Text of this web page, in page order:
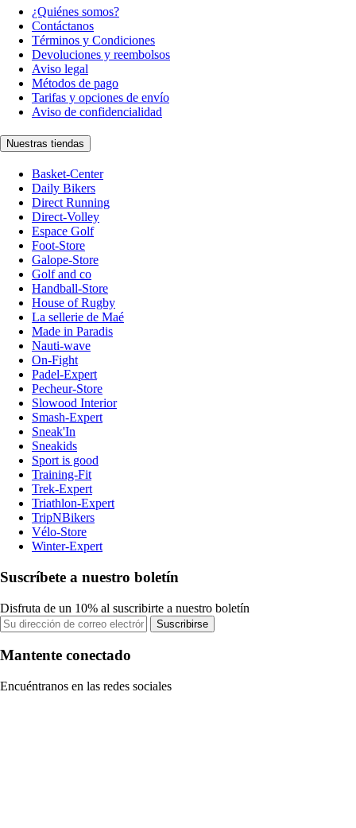
¿Quiénes somos?
Contáctanos
Términos y Condiciones
Devoluciones y reembolsos
Aviso legal
Métodos de pago
Tarifas y opciones de envío
Aviso de confidencialidad
Nuestras tiendas
Basket-Center
Daily Bikers
Direct Running
Direct-Volley
Espace Golf
Foot-Store
Galope-Store
Golf and co
Handball-Store
House of Rugby
La sellerie de Maé
Made in Paradis
Nauti-wave
On-Fight
Padel-Expert
Pecheur-Store
Slowood Interior
Smash-Expert
Sneak'In
Sneakids
Sport is good
Training-Fit
Trek-Expert
Triathlon-Expert
TripNBikers
Vélo-Store
Winter-Expert
Suscríbete a nuestro boletín
Disfruta de un 10% al suscribirte a nuestro boletín
Suscribirse
Mantente conectado
Encuéntranos en las redes sociales